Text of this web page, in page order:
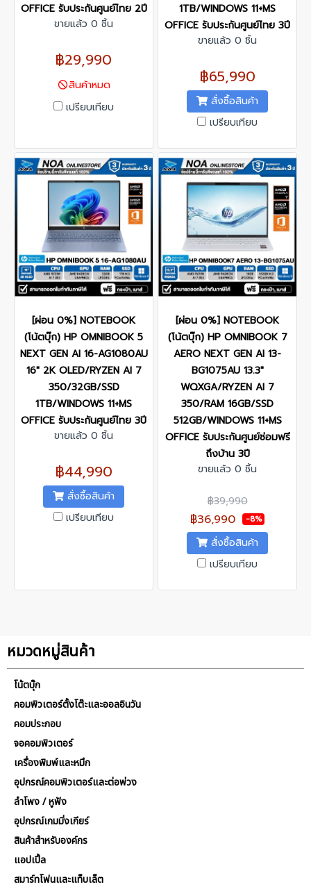
OFFICE รับประกันศูนย์ไทย 2ปี
ขายแล้ว 0 ชิ้น
฿29,990
สินค้าหมด
เปรียบเทียบ
1TB/WINDOWS 11+MS
OFFICE รับประกันศูนย์ไทย 3ปี
ขายแล้ว 0 ชิ้น
฿65,990
สั่งซื้อสินค้า
เปรียบเทียบ
[ผ่อน 0%] NOTEBOOK
(โน้ตบุ๊ก) HP OMNIBOOK 5
NEXT GEN AI 16-AG1080AU
16" 2K OLED/RYZEN AI 7
350/32GB/SSD
1TB/WINDOWS 11+MS
OFFICE รับประกันศูนย์ไทย 3ปี
ขายแล้ว 0 ชิ้น
฿44,990
สั่งซื้อสินค้า
เปรียบเทียบ
[ผ่อน 0%] NOTEBOOK
(โน้ตบุ๊ก) HP OMNIBOOK 7
AERO NEXT GEN AI 13-
BG1075AU 13.3"
WQXGA/RYZEN AI 7
350/RAM 16GB/SSD
512GB/WINDOWS 11+MS
OFFICE รับประกันศูนย์ซ่อมฟรี
ถึงบ้าน 3ปี
ขายแล้ว 0 ชิ้น
฿39,990
฿36,990 -8%
สั่งซื้อสินค้า
เปรียบเทียบ
หมวดหมู่สินค้า
โน้ตบุ๊ก
คอมพิวเตอร์ตั้งโต๊ะและออลอินวัน
คอมประกอบ
จอคอมพิวเตอร์
เครื่องพิมพ์และหมึก
อุปกรณ์คอมพิวเตอร์และต่อพ่วง
ลำโพง / หูฟัง
อุปกรณ์เกมมิ่งเกียร์
สินค้าสำหรับองค์กร
แอปเปิ้ล
สมาร์ทโฟนและแท็บเล็ต